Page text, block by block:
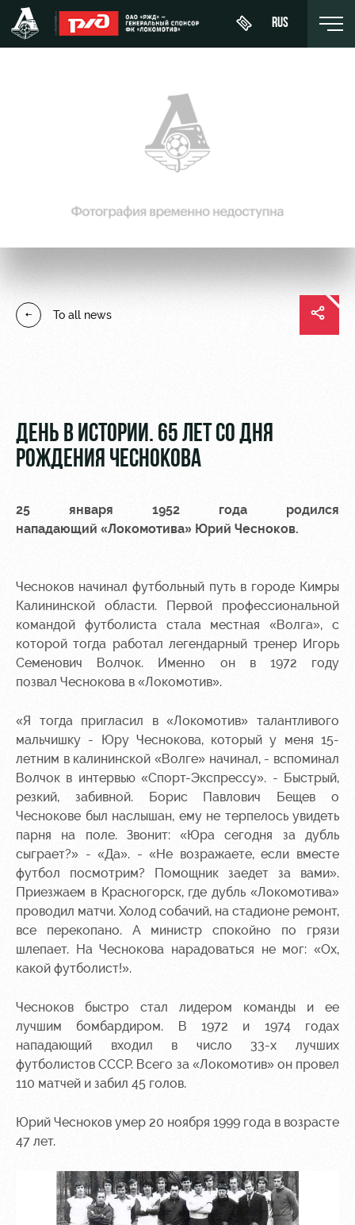
RUS
table
Coaching
ticket
VIP Boxes
ВИП-ЗОНЫ
СЕМЕЙНЫЙ
supporters
About
Sponsors
Contacts
Youth
19)
RZD Arena
Hosting
Fields
rent
Space
rentals
Ice palace
Sport
activities
Локо
Локо-Лето
Our fans
карта
«Локомотив»
A fan card
program
Parking
Информация
для
болельщиков
МГН
To all news
ДЕНЬ В ИСТОРИИ. 65 ЛЕТ СО ДНЯ
РОЖДЕНИЯ ЧЕСНОКОВА
25 января 1952 года родился
нападающий «Локомотива» Юрий Чесноков.
Чесноков начинал футбольный путь в городе Кимры
Калининской области. Первой профессиональной
командой футболиста стала местная «Волга», с
которой тогда работал легендарный тренер Игорь
Семенович Волчок. Именно он в 1972 году
позвал Чеснокова в «Локомотив».
«Я тогда пригласил в «Локомотив» талантливого
мальчишку - Юру Чеснокова, который у меня 15-
летним в калининской «Волге» начинал, - вспоминал
Волчок в интервью «Спорт-Экспрессу». - Быстрый,
резкий, забивной. Борис Павлович Бещев о
Чеснокове был наслышан, ему не терпелось увидеть
парня на поле. Звонит: «Юра сегодня за дубль
сыграет?» - «Да». - «Не возражаете, если вместе
футбол посмотрим? Помощник заедет за вами».
Приезжаем в Красногорск, где дубль «Локомотива»
проводил матчи. Холод собачий, на стадионе ремонт,
все перекопано. А министр спокойно по грязи
шлепает. На Чеснокова нарадоваться не мог: «Ох,
какой футболист!».
Чесноков быстро стал лидером команды и ее
лучшим бомбардиром. В 1972 и 1974 годах
нападающий входил в число 33-х лучших
футболистов СССР. Всего за «Локомотив» он провел
110 матчей и забил 45 голов.
Юрий Чесноков умер 20 ноября 1999 года в возрасте
47 лет.